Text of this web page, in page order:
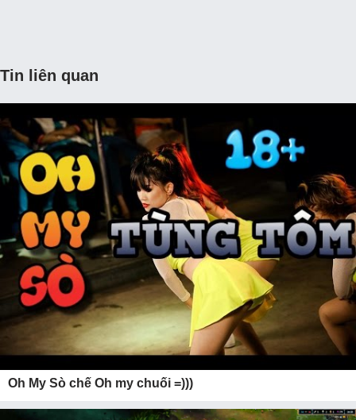
Tin liên quan
Oh My Sò chế Oh my chuối =)))